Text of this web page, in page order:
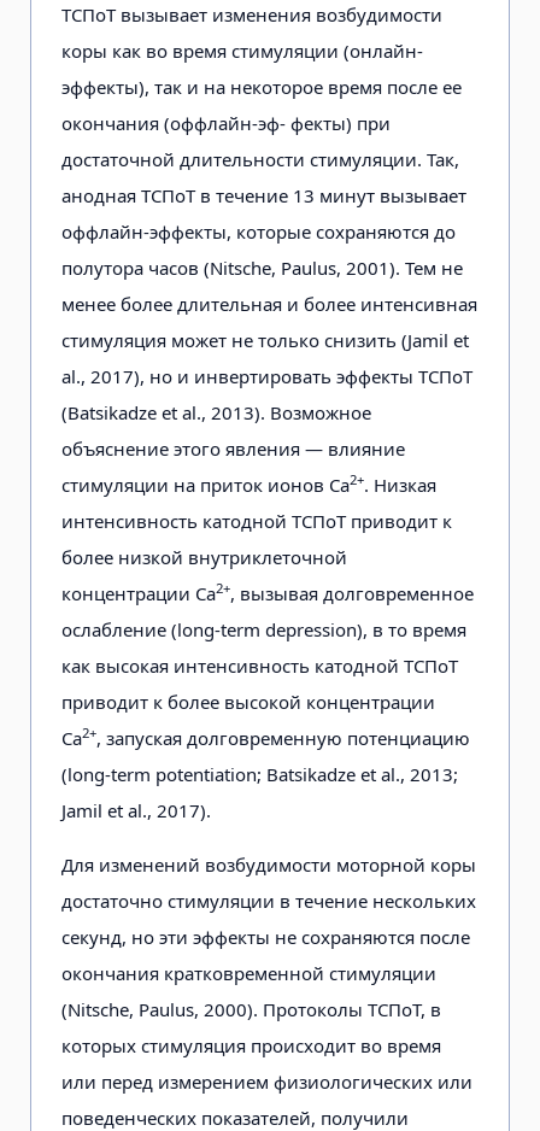
ТСПоТ вызывает изменения возбудимости
коры как во время стимуляции (онлайн-
эффекты), так и на некоторое время после ее
окончания (оффлайн-эф- фекты) при
достаточной длительности стимуляции. Так,
анодная ТСПоТ в течение 13 минут вызывает
оффлайн-эффекты, которые сохраняются до
полутора часов (Nitsche, Paulus, 2001). Тем не
менее более длительная и более интенсивная
стимуляция может не только снизить (Jamil et
al., 2017), но и инвертировать эффекты ТСПоТ
(Batsikadze et al., 2013). Возможное
объяснение этого явления — влияние
стимуляции на приток ионов Са2+. Низкая
интенсивность катодной ТСПоТ приводит к
более низкой внутриклеточной
концентрации Са2+, вызывая долговременное
ослабление (long-term depression), в то время
как высокая интенсивность катодной ТСПоТ
приводит к более высокой концентрации
Са2+, запуская долговременную потенциацию
(long-term potentiation; Batsikadze et al., 2013;
Jamil et al., 2017).
Для изменений возбудимости моторной коры
достаточно стимуляции в течение нескольких
секунд, но эти эффекты не сохраняются после
окончания кратковременной стимуляции
(Nitsche, Paulus, 2000). Протоколы ТСПоТ, в
которых стимуляция происходит во время
или перед измерением физиологических или
поведенческих показателей, получили